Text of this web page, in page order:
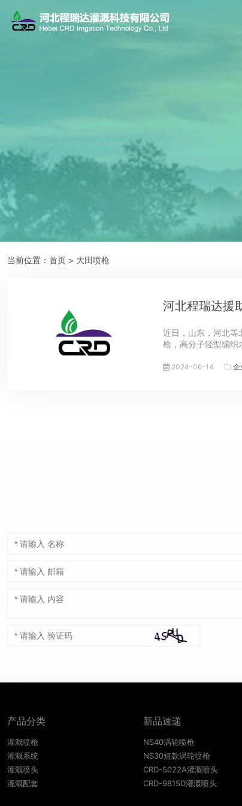
当前位置： 首页 > 大田喷枪
河北程瑞达援
近日，山东，河北等
枪，高分子轻型编织
2024-06-14 企
产品分类
灌溉喷枪
灌溉系统
灌溉喷头
灌溉配套
新品速递
NS40涡轮喷枪
NS30短款涡轮喷枪
CRD-5022A灌溉喷头
CRD-9815D灌溉喷头